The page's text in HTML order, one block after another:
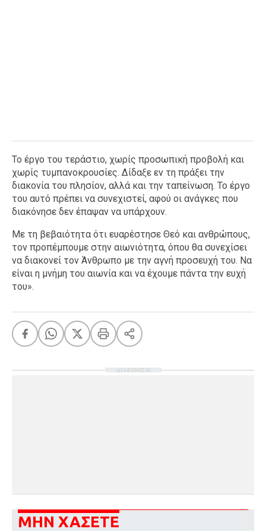
Το έργο του τεράστιο, χωρίς προσωπική προβολή και
χωρίς τυμπανοκρουσίες. Δίδαξε εν τη πράξει την
διακονία του πλησίον, αλλά και την ταπείνωση. Το έργο
του αυτό πρέπει να συνεχιστεί, αφού οι ανάγκες που
διακόνησε δεν έπαψαν να υπάρχουν.
Με τη βεβαιότητα ότι ευαρέστησε Θεό και ανθρώπους,
τον προπέμπουμε στην αιωνιότητα, όπου θα συνεχίσει
να διακονεί τον Άνθρωπο με την αγνή προσευχή του. Να
είναι η μνήμη του αιωνία και να έχουμε πάντα την ευχή
του».
ΔΙΑΦΗΜΙΣΗ
ΜΗΝ ΧΑΣΕΤΕ